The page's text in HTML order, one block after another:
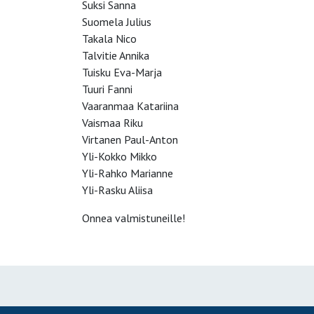
Suksi Sanna
Suomela Julius
Takala Nico
Talvitie Annika
Tuisku Eva-Marja
Tuuri Fanni
Vaaranmaa Katariina
Vaismaa Riku
Virtanen Paul-Anton
Yli-Kokko Mikko
Yli-Rahko Marianne
Yli-Rasku Aliisa
Onnea valmistuneille!